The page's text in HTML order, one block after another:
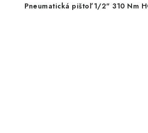
Pneumatická pištoľ 1/2" 310 Nm